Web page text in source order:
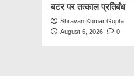
बटर पर तत्काल प्रतिबंध
Shravan Kumar Gupta
August 6, 2026
0